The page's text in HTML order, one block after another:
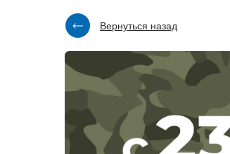
Вернуться назад